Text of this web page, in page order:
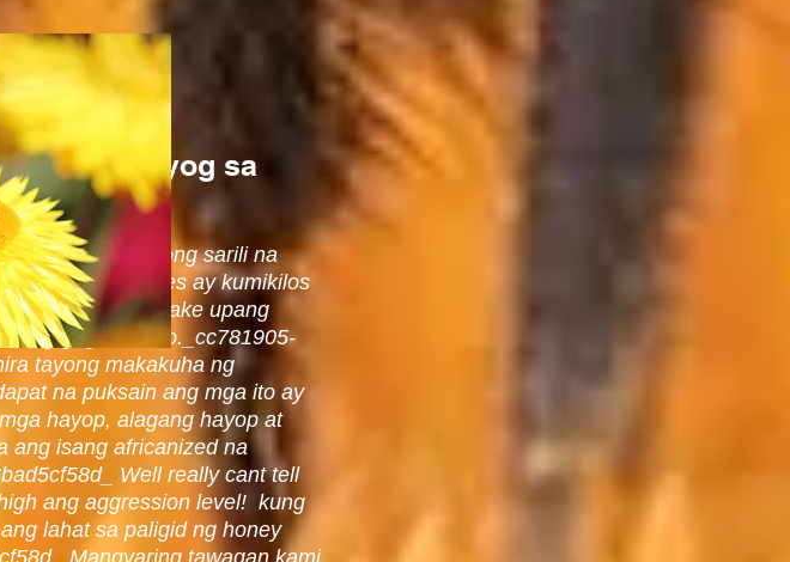
mga bubuyog sa
bees sa iyong sarili na
mga honey bees ay kumikilos
at aatake upang
ng gagawin mo._cc781905-
tayong makakuha ng
na puksain ang mga ito ay
hayop, alagang hayop at
ang isang africanized na
Well really cant tell
ang aggression level! kung
lahat sa paligid ng honey
Mangyaring tawagan kami